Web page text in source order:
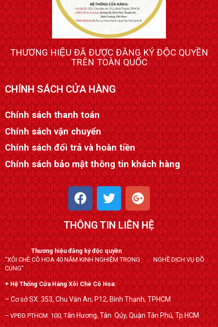
THƯƠNG HIỆU ĐÃ ĐƯỢC ĐĂNG KÝ ĐỘC QUYỀN
TRÊN TOÀN QUỐC
CHÍNH SÁCH CỬA HÀNG
Chính sách thanh toán
Chính sách vận chuyển
Chính sách đổi trả và hoàn tiền
Chính sách bảo mật thông tin khách hàng
F
a
c
e
b
o
o
k
T
w
i
t
t
e
r
G
o
o
g
l
e
-
p
l
u
s
THÔNG TIN LIÊN HỆ
Thương hiệu đăng ký độc quyền
“XÔI CHÈ CÔ HOA 40 NĂM KINH NGHIỆM TRONG NGHỀ DỊCH VỤ ĐỒ
CÚNG”
+ Hệ Thống Cửa Hàng Xôi Chè Cô Hoa:
– Cơ sở SX: 353, Chu Văn An, P12, Bình Thạnh, TPHCM
– VPĐD PTHCM: 100, Tân Hương, Tân Qúy,Quận Tân Phú, Tp.HCM